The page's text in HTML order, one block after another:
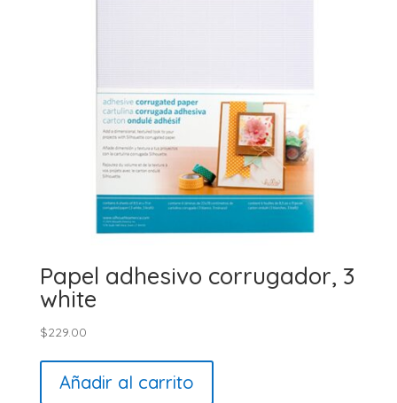
Papel adhesivo corrugador, 3
white
$229.00
Añadir al carrito